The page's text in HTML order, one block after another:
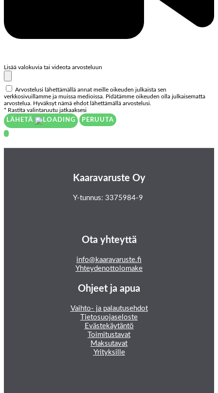
Lisää valokuvia tai videota arvosteluun
Arvostelusi lähettämällä annat meille oikeuden julkaista sen
verkkosivuillamme ja muissa medioissa. Pidätämme oikeuden olla julkaisematta
arvostelua. Hyväksyt nämä ehdot lähettämällä arvostelusi.
* Rastita valintaruutu jatkaaksesi
LÄHETÄ
PERUUTA
Kaaravaruste Oy
Y-tunnus: 3375984-9
Ota yhteyttä
info@kaaravaruste.fi
Yhteydenottolomake
Ohjeet ja apua
Vaihto- ja palautusehdot
Tietosuojaseloste
Evästekäytäntö
Toimitustavat
Maksutavat
Yrityksille